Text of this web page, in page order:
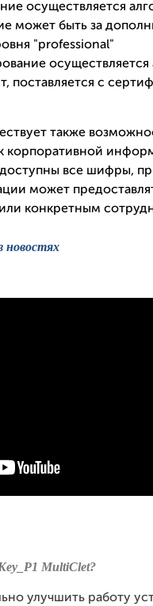
осуществляется
может быть за
"professional"
поставляется с
также
корпоративной
все шифры,
может
конкретным
новостях
P1 MultiClet?
улучшить работу